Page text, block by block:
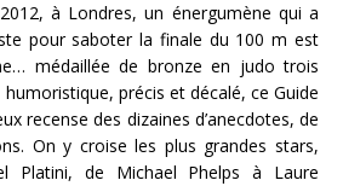
à Londres, un énergumène qui a
pour saboter la finale du 100 m est
médaillée de bronze en judo trois
précis et décalé, ce Guide
recense des dizaines d’anecdotes, de
On y croise les plus grandes stars,
Platini, de Michael Phelps à Laure